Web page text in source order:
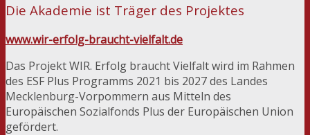
Die Akademie ist Träger des Projektes
www.wir-erfolg-braucht-vielfalt.de
Das Projekt WIR. Erfolg braucht Vielfalt wird im Rahmen
des ESF Plus Programms 2021 bis 2027 des Landes
Mecklenburg-Vorpommern aus Mitteln des
Europäischen Sozialfonds Plus der Europäischen Union
gefördert.